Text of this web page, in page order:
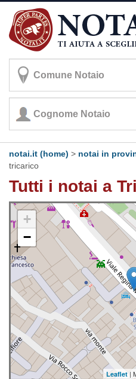
notai.it (home) > notai in
tricarico
Tutti i notai a
+
−
Leaflet |